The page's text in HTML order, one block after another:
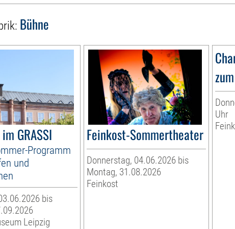
Bühne
GRASSI
Programm
und
bis
Leipzig
Feinkost-Sommertheater
Donnerstag, 04.06.2026 bis
Montag, 31.08.2026
Feinkost
Uhr